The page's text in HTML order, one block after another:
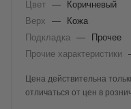
Цвет —
Коричневый
Верх
—
Кожа
Подкладка
—
Прочее
Прочие характеристики
Цена действительна
отличаться от цен в